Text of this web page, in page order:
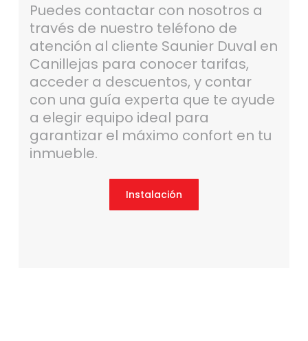
Puedes contactar con nosotros a
través de nuestro teléfono de
atención al cliente Saunier Duval en
Canillejas para conocer tarifas,
acceder a descuentos, y contar
con una guía experta que te ayude
a elegir equipo ideal para
garantizar el máximo confort en tu
inmueble.
Instalación